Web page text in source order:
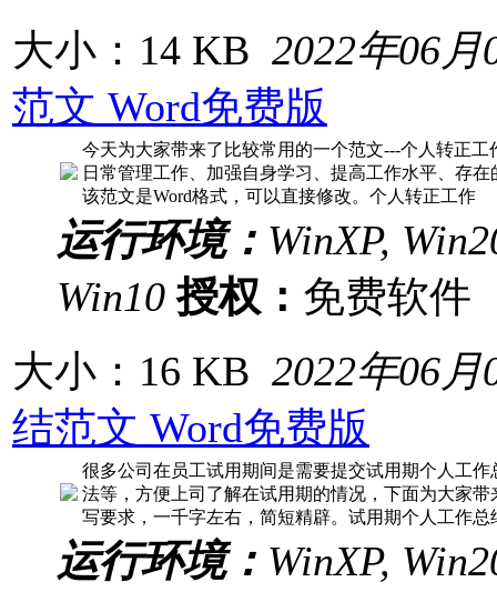
大小：14 KB 2022年06月
范文 Word免费版
今天为大家带来了比较常用的一个范文---个人转正
日常管理工作、加强自身学习、提高工作水平、存
该范文是Word格式，可以直接修改。个人转正工作
运行环境： WinXP,
Win10 授权： 免费软
大小：16 KB 2022年06月
结范文 Word免费版
很多公司在员工试用期间是需要提交试用期个人工
法等，方便上司了解在试用期的情况，下面为大家
写要求，一千字左右，简短精辟。试用期个人工作总
运行环境： WinXP,